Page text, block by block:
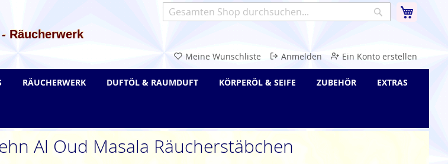
Suche
Räucherwerk
Meine Wunschliste Anmelden Ein Konto erstellen
Al Oud Masala Räucherstäbchen
RÄUCHERWERK DUFTÖL & RAUMDUFT KÖRPERÖL & SEIFE ZUBEHÖR EXTRAS